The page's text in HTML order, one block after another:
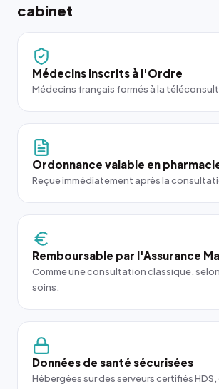
cabinet
Médecins inscrits à l'Ordre
Médecins français formés à la
Ordonnance valable en
Reçue immédiatement après la
Remboursable par l'Assurance
Comme une consultation classique,
soins.
Données de santé sécurisées
Hébergées sur des serveurs certifiés